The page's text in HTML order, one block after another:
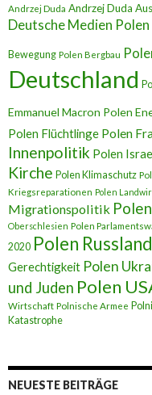
Andrzej Duda Andrzej Duda
Deutsche Medien Polen
Bewegung Polen Bergbau
Deutschland
Emmanuel Macron Polen
Polen Flüchtlinge Polen
Innenpolitik Polen
Kirche Polen Klimaschutz
Kriegsreparationen Polen
Migrationspolitik
Oberschlesien Polen
2020 Polen Russland
Gerechtigkeit Polen
und Juden Polen
Wirtschaft Polnische Armee
Katastrophe
NEUESTE BEITRÄGE